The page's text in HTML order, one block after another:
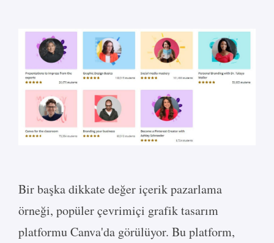
Bir başka dikkate değer içerik pazarlama
örneği, popüler çevrimiçi grafik tasarım
platformu Canva'da görülüyor. Bu platform,